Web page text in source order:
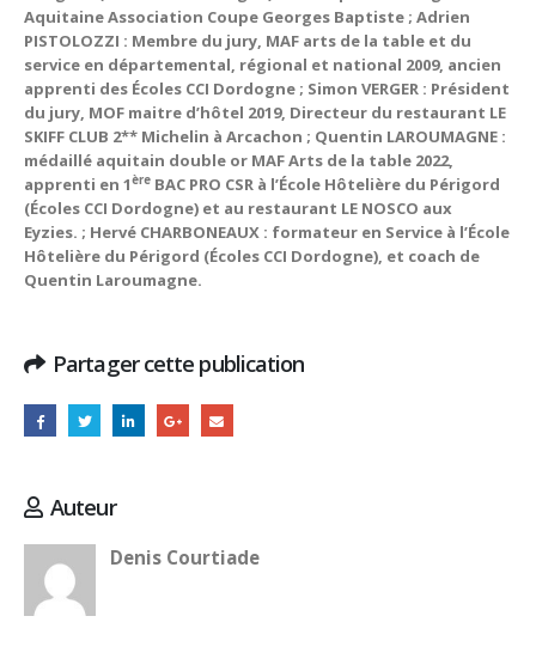
Aquitaine Association Coupe Georges Baptiste ; Adrien
PISTOLOZZI : Membre du jury, MAF arts de la table et du
service en départemental, régional et national 2009, ancien
apprenti des Écoles CCI Dordogne ; Simon VERGER : Président
du jury, MOF maitre d’hôtel 2019, Directeur du restaurant LE
SKIFF CLUB 2** Michelin à Arcachon ; Quentin LAROUMAGNE :
médaillé aquitain double or MAF Arts de la table 2022,
apprenti en 1ère BAC PRO CSR à l’École Hôtelière du Périgord
(Écoles CCI Dordogne) et au restaurant LE NOSCO aux
Eyzies. ; Hervé CHARBONEAUX : formateur en Service à l’École
Hôtelière du Périgord (Écoles CCI Dordogne), et coach de
Quentin Laroumagne.
Partager cette publication
Auteur
Denis Courtiade